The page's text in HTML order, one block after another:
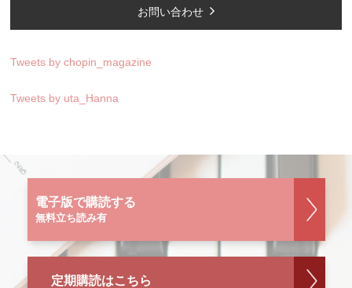
お問い合わせ
Tweets by chopin_magazine
Tweets by uta_Hanna
電子版で購読する
無料立ち読み有
定期購読はこちら